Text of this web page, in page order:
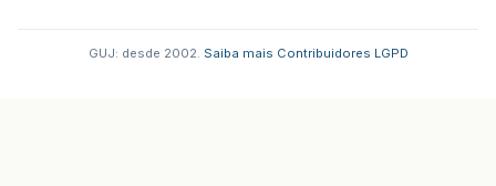
GUJ: desde 2002. Saiba mais Contribuidores LGPD